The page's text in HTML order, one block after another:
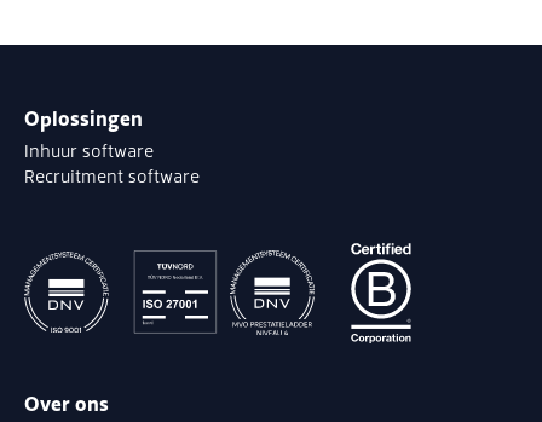
Oplossingen
Inhuur software
Recruitment software
Over ons